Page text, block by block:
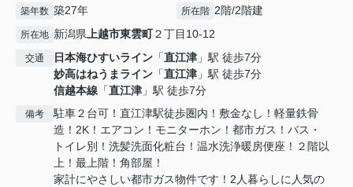
築年数 築27年 所在階 2階/2階建
所在地 新潟県上越市東雲町２丁目10-12
交通 日本海ひすいライン 「直江津 」駅 徒歩7分
妙高はねうまライン 「直江津 」駅 徒歩7分
信越本線 「直江津 」駅 徒歩7分
備考
駐車２台可！直江津駅徒歩圏内！敷金なし！軽量鉄骨
造！2K！エアコン！モニターホン！都市ガス！バス・
トイレ別！洗髪洗面化粧台！温⽔洗浄暖房便座！２階以
上！最上階！角部屋！
家計にやさしい都市ガス物件です！2人暮らしに人気の